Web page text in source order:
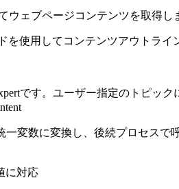
ェブページコンテンツを取得し
を使用してコンテンツアウトライ
です。ユーザー指定のトピ
変数に変換し、後続プロセスで
に対応